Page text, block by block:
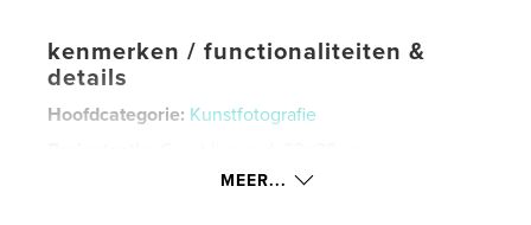
kenmerken / functionaliteiten &
details
Hoofdcategorie: Kunstfotografie
MEER...